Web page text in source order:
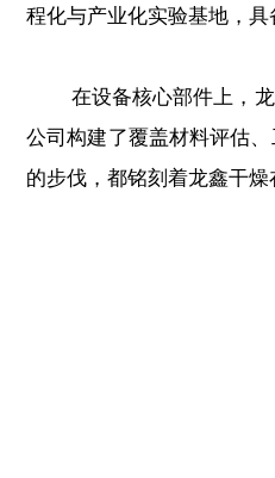
程化与产业化实验基地，具
在设备核心部件上，龙鑫
公司构建了覆盖材料评估
的步伐，都铭刻着龙鑫干燥